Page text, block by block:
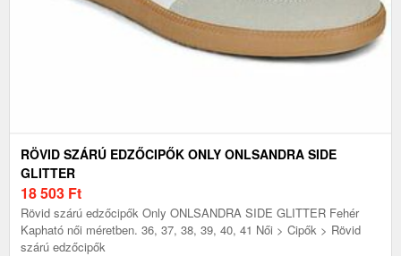
RÖVID SZÁRÚ EDZŐCIPŐK ONLY ONLSANDRA SIDE
GLITTER
18 503 Ft
Rövid szárú edzőcipők Only ONLSANDRA SIDE GLITTER Fehér
Kapható női méretben. 36, 37, 38, 39, 40, 41 Női > Cipők > Rövid
szárú edzőcipők